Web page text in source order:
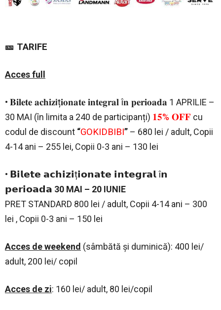
🎫 TARIFE
Acces full
• 𝐁𝐢𝐥𝐞𝐭𝐞 𝐚𝐜𝐡𝐢𝐳𝗶ț𝐢𝐨𝐧𝐚𝐭𝐞 𝐢𝐧𝐭𝐞𝐠𝐫𝐚𝐥 î𝐧 𝐩𝐞𝐫𝐢𝐨𝐚𝐝𝐚 1 APRILIE –
30 MAI (în limita a 240 de participanți) 𝟏𝟓% 𝐎𝐅𝐅 cu
codul de discount “GOKIDBIBI” – 680 lei / adult, Copii
4-14 ani – 255 lei, Copii 0-3 ani – 130 lei
• 𝗕𝗶𝗹𝗲𝘁𝗲 𝗮𝗰𝗵𝗶𝘇𝗶ț𝗶𝗼𝗻𝗮𝘁𝗲 𝗶𝗻𝘁𝗲𝗴𝗿𝗮𝗹 î𝗻
𝗽𝗲𝗿𝗶𝗼𝗮𝗱𝗮 30 MAI – 20 IUNIE
PRET STANDARD 800 lei / adult, Copii 4-14 ani – 300
lei , Copii 0-3 ani – 150 lei
Acces de weekend (sâmbătă și duminică): 400 lei/
adult, 200 lei/ copil
Acces de zi: 160 lei/ adult, 80 lei/copil